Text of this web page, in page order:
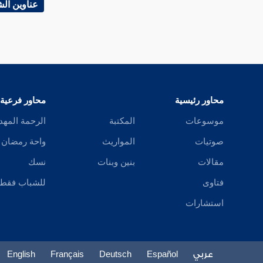
قوله :
فعلم
حافظ
( قوله
أعطى
عناوين
محاور رئيسية
موسوعات
صوتيات
مقالات
فتاوى
استشارات
المكتبة
المواريث
بنين وبنات
محاور فرعية
الرحمة
واحة رمضان
نسك
للشباب فقط
عربي Español
Deutsch
Français
English